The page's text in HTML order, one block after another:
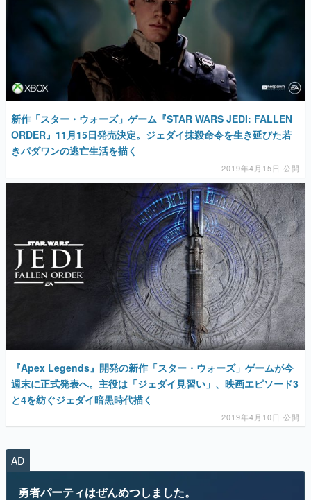
アプリレビュー
その他
電ファミニコゲーマーとは？
運営：株式会社マレ
新作「スター・ウォーズ」ゲーム『STAR WARS JEDI: FALLEN
ORDER』11月15日発売決定。ジェダイ抹殺命令を生き延びた若
きパダワンの逃亡生活を描く
2019年4月15日 公開
『Apex Legends』開発の新作「スター・ウォーズ」ゲームが今
週末に正式発表へ。主役は「ジェダイ見習い」、映画エピソード3
と4を紡ぐジェダイ暗黒時代描く
2019年4月10日 公開
AD
勇者パーティはぜんめつしました。